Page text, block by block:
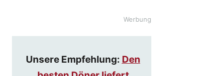
Werbung
Unsere Empfehlung: Den